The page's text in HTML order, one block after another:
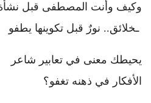
وكيف وأنت المصطفى
ـخلائق.. نورٌ قبل تكوينها يطفو
يحيطك معنى في
الأفكار في ذهنه تغفو؟